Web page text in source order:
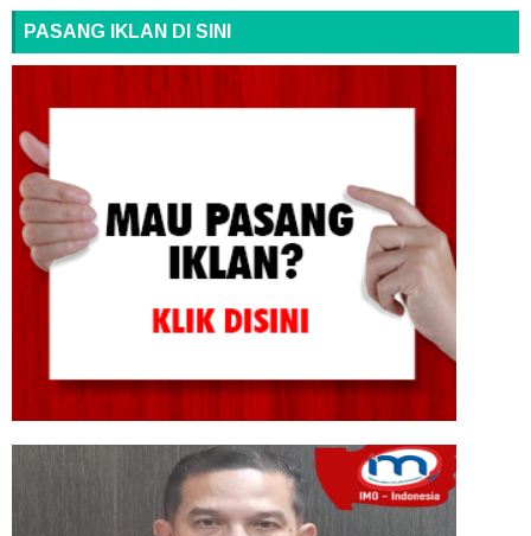
PASANG IKLAN DI SINI